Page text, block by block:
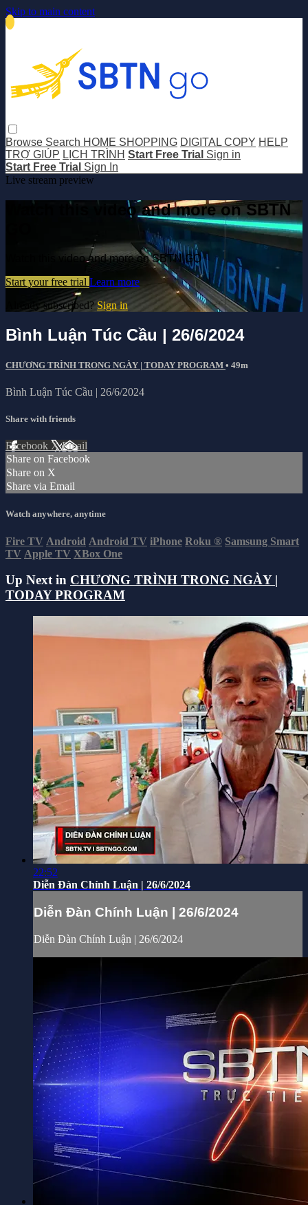
Skip to main content
Browse Search HOME SHOPPING DIGITAL COPY HELP
TRỢ GIÚP LỊCH TRÌNH Start Free Trial Sign in
Start Free Trial Sign In
Live stream preview
Watch this video and more on SBTN
Watch this video and more on SBTN GO
Start your free trial Learn more
Already subscribed? Sign in
Bình Luận Túc Cầu | 26/6/2024
CHƯƠNG TRÌNH TRONG NGÀY | TODAY PROGRAM • 49m
Bình Luận Túc Cầu | 26/6/2024
Share with friends
Facebook XEmail
Share on Facebook
Share on X
Share via Email
Watch anywhere, anytime
Fire TV Android Android TV iPhone Roku ® Samsung Smart
TV Apple TV XBox One
Up Next in CHƯƠNG TRÌNH TRONG NGÀY |
TODAY PROGRAM
22:52
Diễn Đàn Chính Luận | 26/6/2024
Diễn Đàn Chính Luận | 26/6/2024
Diễn Đàn Chính Luận | 26/6/2024